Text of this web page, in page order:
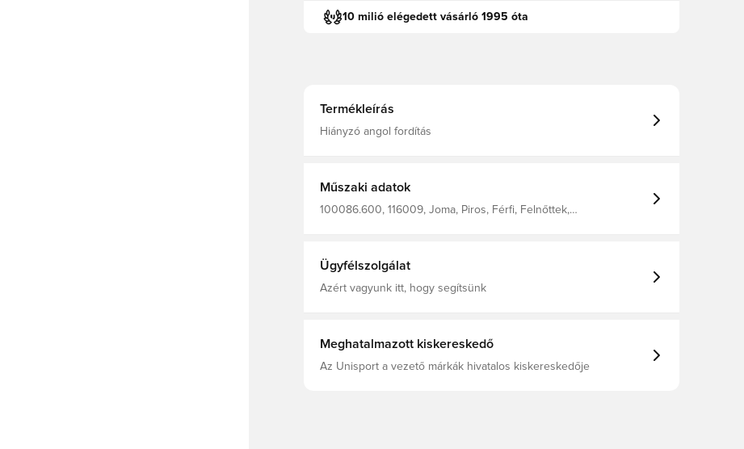
10 milió elégedett vásárló 1995 óta
Termékleírás
Hiányzó angol fordítás
Műszaki adatok
100086.600, 116009, Joma, Piros, Férfi, Felnőttek,
Ügyfélszolgálat
Azért vagyunk itt, hogy segítsünk
Meghatalmazott kiskereskedő
Az Unisport a vezető márkák hivatalos kiskereskedője